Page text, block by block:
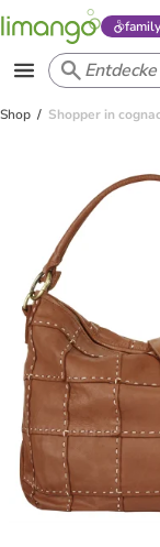
family
Shop Shopper in cognac